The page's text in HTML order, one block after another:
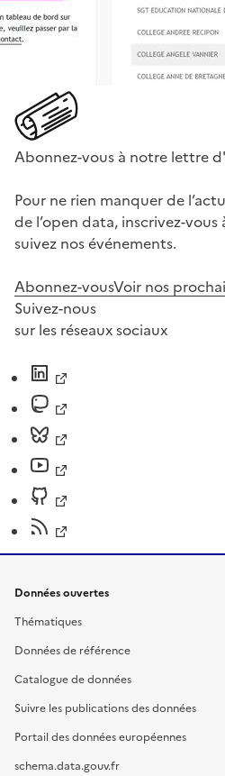
Abonnez-vous à notre lettre
Pour ne rien manquer de
de l’open data, inscrivez-
suivez nos événements.
Abonnez-vousVoir nos
Suivez-nous
sur les réseaux sociaux
Données ouvertes
Thématiques
Données de référence
Catalogue de données
Suivre les publications des données
Portail des données européennes
schema.data.gouv.fr